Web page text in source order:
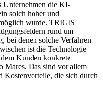
Unternehmen die KI-
solch hoher und
wurde. TRIGIS
rund um
bei denen solche Verfahren
ist die Technologie
Kunden konkrete
Mares. Das sind vor allem
Kostenvorteile, die sich durch